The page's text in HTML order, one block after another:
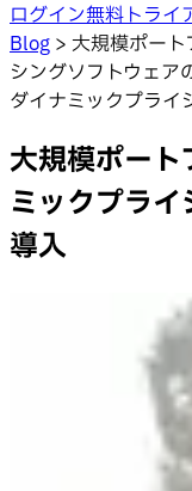
ログイン無料トライ
Blog > 大規模ポー
シングソフトウェア
ダイナミックプライ
大規模ポー
ミックプラ
導入